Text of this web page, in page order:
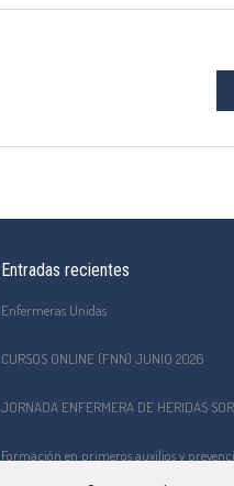
Entradas recientes
Enfermeras Unidas
CURSOS ONLINE (FNN) JUNIO 2026
JORNADA ENFERMERA DE HERIDAS
Formación en primeros auxilios y